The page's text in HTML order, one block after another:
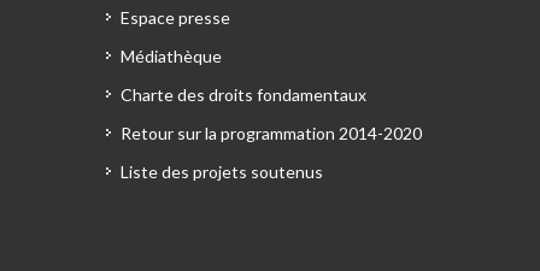
Espace presse
Médiathèque
Charte des droits fondamentaux
Retour sur la programmation 2014-2020
Liste des projets soutenus